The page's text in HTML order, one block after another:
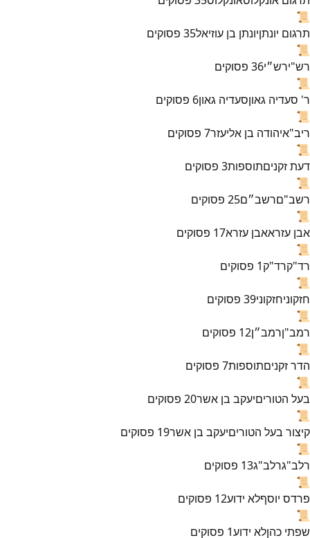
📜
תרגום יונתןיונתן בן עוזיאל35 פסוקים
📜
רש"ירש״י36 פסוקים
📜
ר' סעדיה גאוןסעדיה גאון6 פסוקים
📜
ריב"איהודה בן אליעזר7 פסוקים
📜
דעת זקניםתוספות3 פסוקים
📜
רשב"םרשב״ם25 פסוקים
📜
אבן עזראאבן עזרא17 פסוקים
📜
רד"קרד"ק1 פסוקים
📜
חזקוניחזקוני39 פסוקים
📜
רמב"ןרמב״ן12 פסוקים
📜
הדר זקניםתוספות7 פסוקים
📜
בעל הטוריםיעקב בן אשר20 פסוקים
📜
קיצור בעל הטוריםיעקב בן אשר19 פסוקים
📜
רלב"גרלב"ג13 פסוקים
📜
פרדס יוסףלא ידוע12 פסוקים
📜
שפתי כהןלא ידוע1 פסוקים